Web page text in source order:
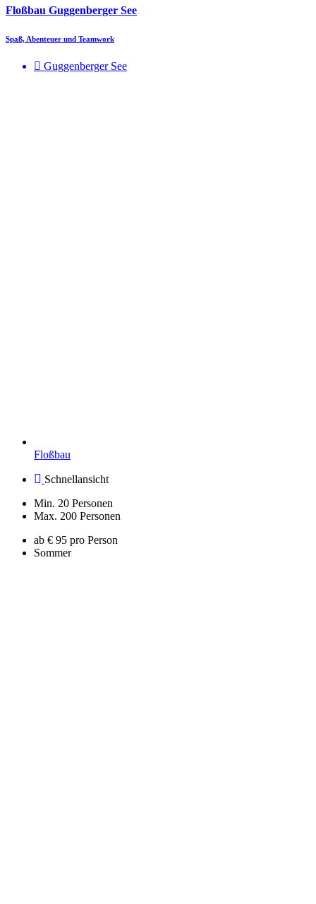
Floßbau Guggenberger See
Spaß, Abenteuer und Teamwork
Guggenberger See
Floßbau
Schnellansicht
Min. 20 Personen
Max. 200 Personen
ab € 95 pro Person
Sommer